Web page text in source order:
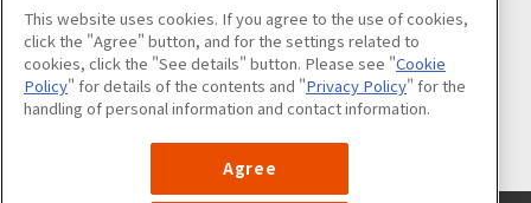
关注我们
This website uses cookies. If you agree to the use of cookies,
click the "Agree" button, and for the settings related to
cookies, click the "See details" button. Please see "Cookie
Policy" for details of the contents and "Privacy Policy" for the
handling of personal information and contact information.
Agree